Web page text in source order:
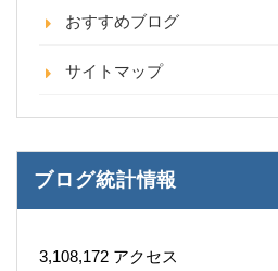
おすすめブログ
サイトマップ
ブログ統計情報
3,108,172 アクセス